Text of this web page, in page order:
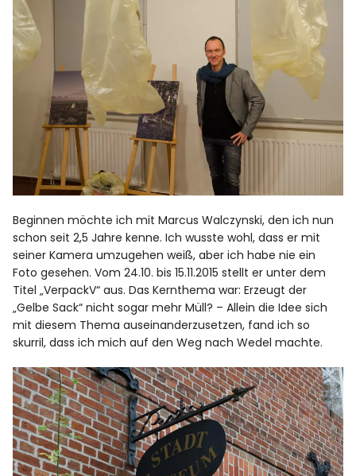
Beginnen möchte ich mit Marcus Walczynski, den ich nun
schon seit 2,5 Jahre kenne. Ich wusste wohl, dass er mit
seiner Kamera umzugehen weiß, aber ich habe nie ein
Foto gesehen. Vom 24.10. bis 15.11.2015 stellt er unter dem
Titel „VerpackV“ aus. Das Kernthema war: Erzeugt der
„Gelbe Sack“ nicht sogar mehr Müll? – Allein die Idee sich
mit diesem Thema auseinanderzusetzen, fand ich so
skurril, dass ich mich auf den Weg nach Wedel machte.